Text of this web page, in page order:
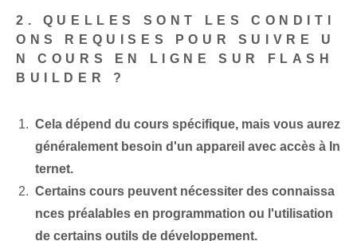
2. QUELLES SONT LES CONDITI
ONS REQUISES POUR SUIVRE U
N COURS EN LIGNE SUR FLASH
BUILDER ?
Cela dépend du cours spécifique, mais vous aurez
généralement besoin d'un appareil avec accès à In
ternet.
Certains cours peuvent nécessiter des connaissa
nces préalables en programmation ou l'utilisation
de certains outils de développement.